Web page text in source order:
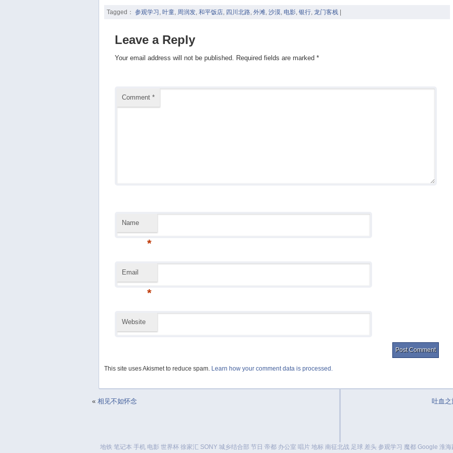
Tagged： 参观学习 , 叶童, 周润发, 和平饭店, 四川北路, 外滩, 沙漠, 电影, 银行, 龙门客栈
Leave a Reply
Your email address will not be published. Required fields are marked*
Comment*
Name
*
Email
*
Website
This site uses Akismet to reduce spam. Learn how your comment data is processed.
« 相见不如怀念 吐血之
地铁 笔记本 手机 电影 世界杯 徐家汇 SONY 城乡结合部 节日 帝都 办公室 唱片 地标 南征北战 足球 差头 参观学习 魔都 Google 淮海